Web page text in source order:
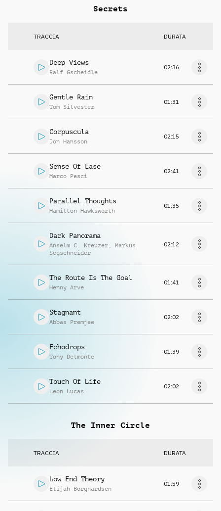
Secrets
TRACCIA DURATA
Deep Views
Ralf Gscheidle
02:36
Gentle Rain
Tom Silvester
01:31
Corpuscula
Jon Hansson
02:15
Sense Of Ease
Marco Pesci
02:41
Parallel Thoughts
Hamilton Hawksworth
01:35
Dark Panorama
Anselm C. Kreuzer , Markus
Segschneider
02:12
The Route Is The Goal
Henny Arve
01:41
Stagnant
Abbas Premjee
02:02
Echodrops
Tony Delmonte
01:39
Touch Of Life
Leon Lucas
02:02
The Inner Circle
TRACCIA DURATA
Low End Theory
Elijah Borghardsen
01:59